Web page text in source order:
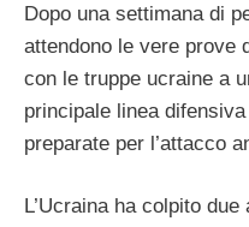
Dopo una settimana di
attendono le vere prove
con le truppe ucraine a
principale linea
preparate per l’attacco
L’Ucraina ha colpito